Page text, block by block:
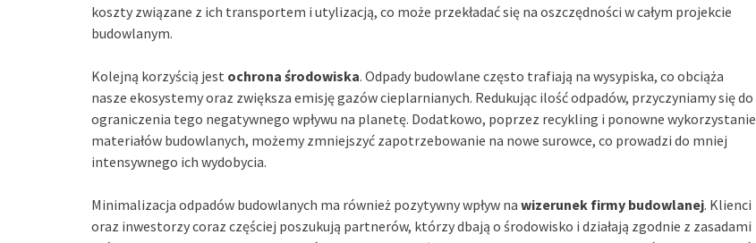
koszty związane z ich transportem i utylizacją, co może przekładać się na oszczędności w całym projekcie
budowlanym.
Kolejną korzyścią jest ochrona środowiska. Odpady budowlane często trafiają na wysypiska, co obciąża
nasze ekosystemy oraz zwiększa emisję gazów cieplarnianych. Redukując ilość odpadów, przyczyniamy się do
ograniczenia tego negatywnego wpływu na planetę. Dodatkowo, poprzez recykling i ponowne wykorzystanie
materiałów budowlanych, możemy zmniejszyć zapotrzebowanie na nowe surowce, co prowadzi do mniej
intensywnego ich wydobycia.
Minimalizacja odpadów budowlanych ma również pozytywny wpływ na wizerunek firmy budowlanej. Klienci
oraz inwestorzy coraz częściej poszukują partnerów, którzy dbają o środowisko i działają zgodnie z zasadami